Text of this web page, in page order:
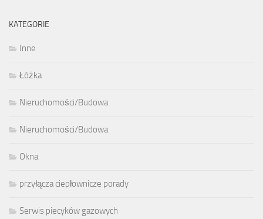
KATEGORIE
Inne
Łóżka
Nieruchomości/Budowa
Nieruchomości/Budowa
Okna
przyłącza ciepłownicze porady
Serwis piecyków gazowych